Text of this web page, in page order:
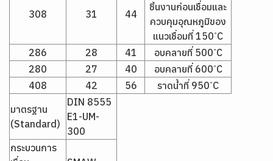
308 31 44
ชิ้นงานก่อนเชื่อมและ
ควบคุมอุณหภูมิของ
แนวเชื่อมที่ 150 ํC
286
28 41
อบคลายที่ 500 ํC
280
27 40
อบคลายที่ 600 ํC
408
42 56
ราดน้ำที่ 950 ํC
มาตรฐาน
(Standard)
DIN 8555
E1-UM-
300
กระบวนการ